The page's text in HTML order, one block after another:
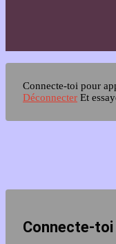
Connecte-toi pour
Déconnecter Et
Connecte-